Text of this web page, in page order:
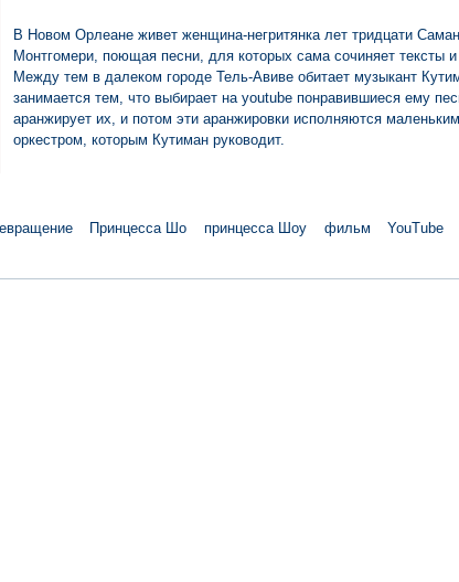
В Новом Орлеане живет женщина-негритянка лет тридцати
Монтгомери, поющая песни, для которых сама сочиняет тексты
Между тем в далеком городе Тель-Авиве обитает музыкант
занимается тем, что выбирает на youtube понравившиеся ему
аранжирует их, и потом эти аранжировки исполняются маленьким
оркестром, которым Кутиман руководит.
Принцесса Шо принцесса Шоу фильм YouTube